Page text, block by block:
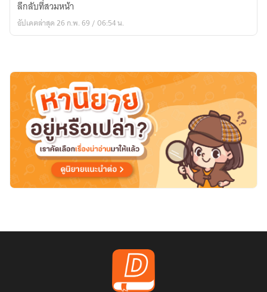
ข้า
ขอ
ลึกลับที่สวมหน้า
อัปเดตล่าสุด 26 ก.พ. 69 / 06:54 น.